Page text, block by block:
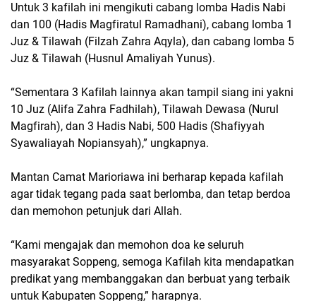
Untuk 3 kafilah ini mengikuti cabang lomba Hadis Nabi
dan 100 (Hadis Magfiratul Ramadhani), cabang lomba 1
Juz & Tilawah (Filzah Zahra Aqyla), dan cabang lomba 5
Juz & Tilawah (Husnul Amaliyah Yunus).
“Sementara 3 Kafilah lainnya akan tampil siang ini yakni
10 Juz (Alifa Zahra Fadhilah), Tilawah Dewasa (Nurul
Magfirah), dan 3 Hadis Nabi, 500 Hadis (Shafiyyah
Syawaliayah Nopiansyah),” ungkapnya.
Mantan Camat Marioriawa ini berharap kepada kafilah
agar tidak tegang pada saat berlomba, dan tetap berdoa
dan memohon petunjuk dari Allah.
“Kami mengajak dan memohon doa ke seluruh
masyarakat Soppeng, semoga Kafilah kita mendapatkan
predikat yang membanggakan dan berbuat yang terbaik
untuk Kabupaten Soppeng,” harapnya.